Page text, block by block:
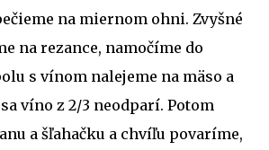
na miernom ohni. Zvyšné
na rezance, namočíme do
s vínom nalejeme na mäso a
víno z 2/3 neodparí. Potom
a šľahačku a chvíľu povaríme,